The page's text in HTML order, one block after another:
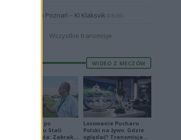
Lech Poznań – KI Klaksvik (06.08)
Wszystkie transmisje
WIDEO Z MECZÓW
Jakub Jeleń po
odpadnięciu Stali
Stalowa Wola: Zabrakło
Losowanie Pucharu
Polski na żywo. Gdzie
oglądać? Transmisja